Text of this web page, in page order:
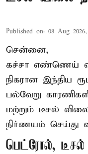
Published on: 08 Aug
சென்னை,
கச்சா எண்ணெய்
நிகரான இந்திய
பல்வேறு
மற்றும் டீசல்
நிர்ணயம் செய்து
பெட்ரோல், டீசல்